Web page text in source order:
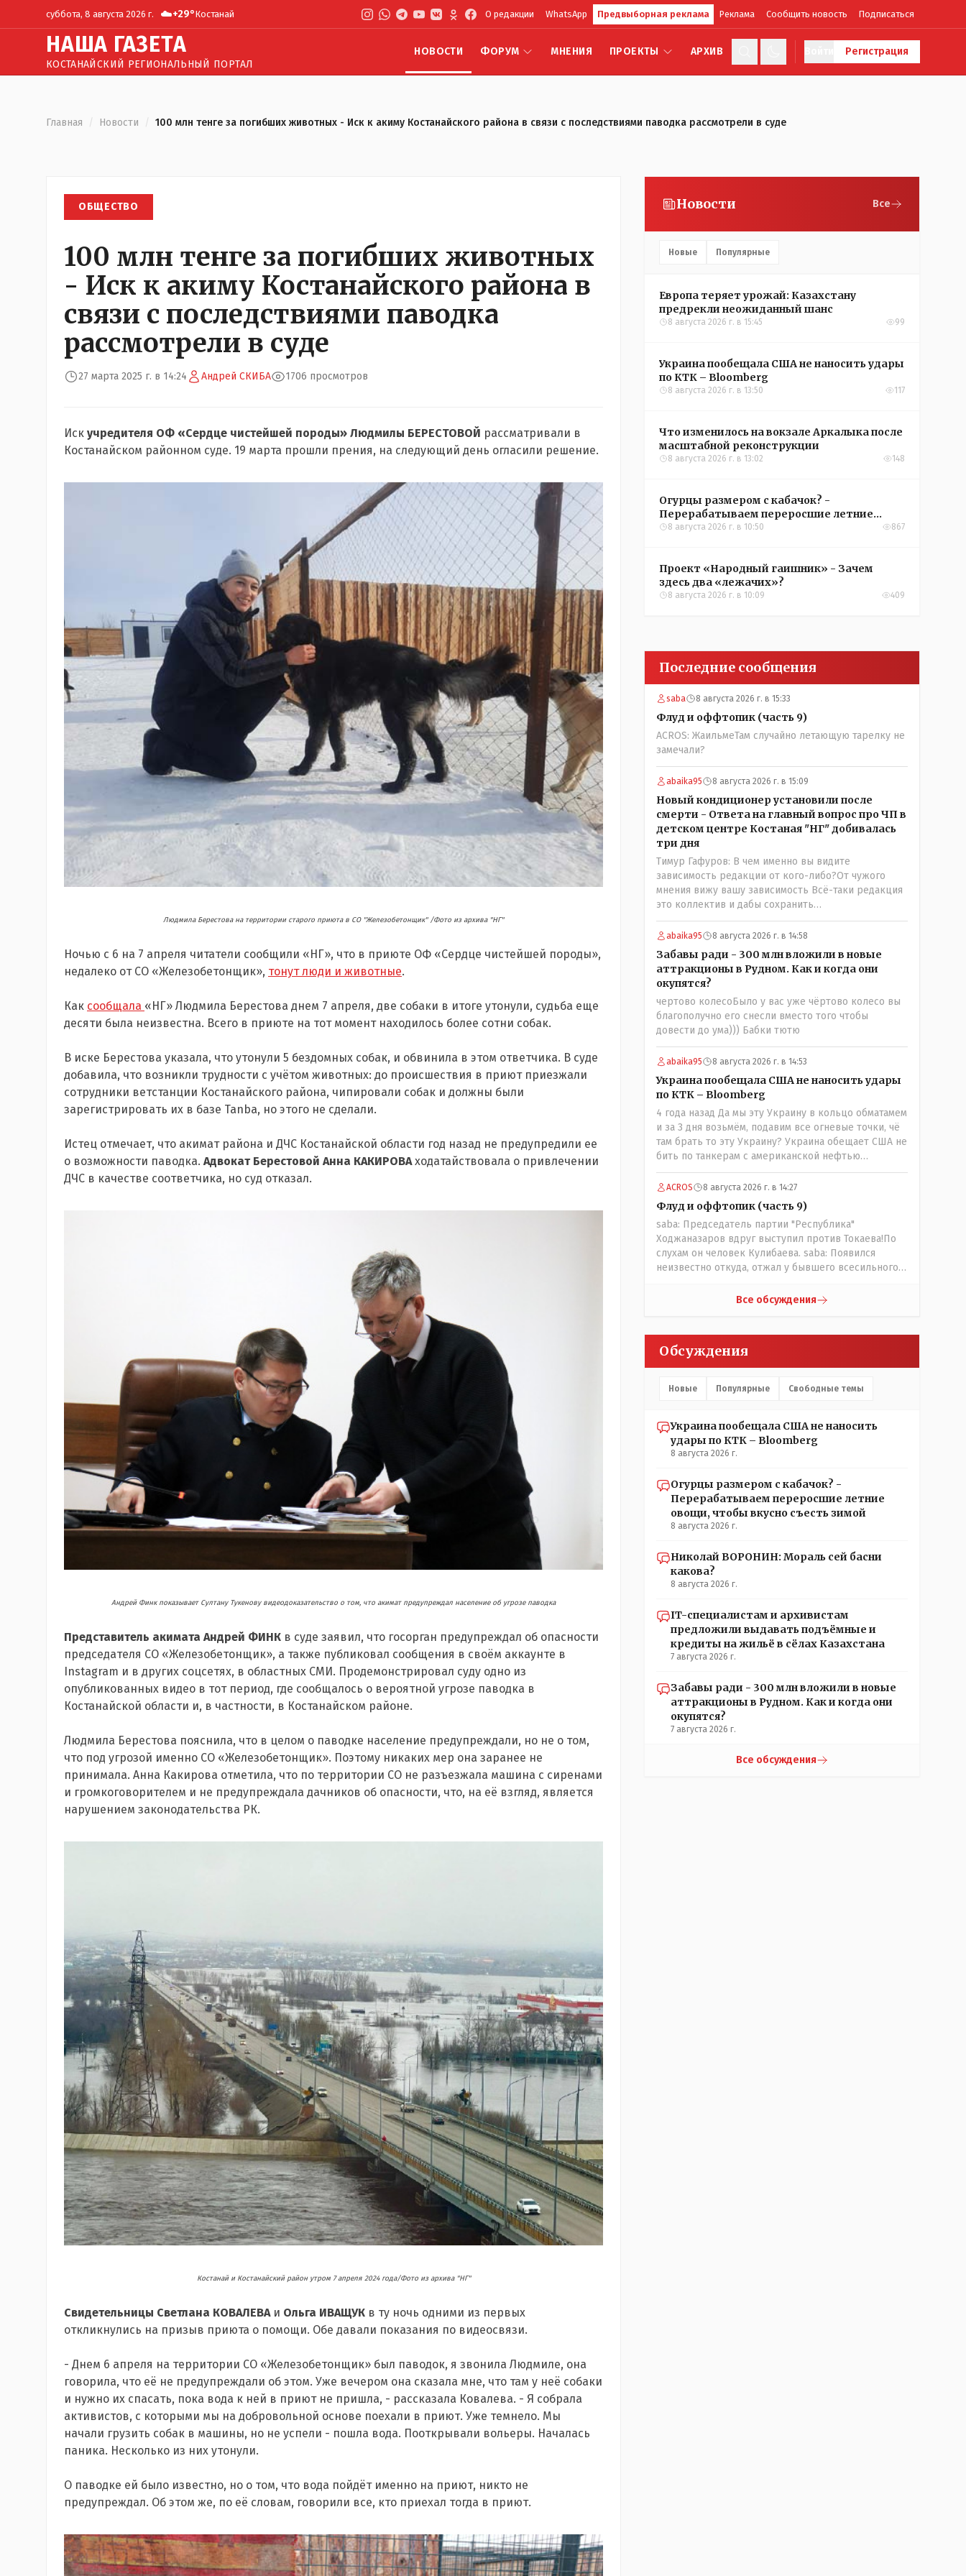
суббота, 8 августа 2026 г. ☁️+29°Костанай О редакции WhatsApp Предвыборная реклама Реклама Сообщить новость Подписаться
НАША ГАЗЕТА
КОСТАНАЙСКИЙ РЕГИОНАЛЬНЫЙ ПОРТАЛ
НОВОСТИ ФОРУМ МНЕНИЯ ПРОЕКТЫ АРХИВ Регистрация
Главная / Новости / 100 млн тенге за погибших животных - Иск к акиму Костанайского района в связи с последствиями паводка рассмотрели в суде
ОБЩЕСТВО
100 млн тенге за погибших животных
- Иск к акиму Костанайского района в
связи с последствиями паводка
рассмотрели в суде
27 марта 2025 г. в 14:24 Андрей СКИБА 1706 просмотров
Иск учредителя ОФ «Сердце чистейшей породы» Людмилы БЕРЕСТОВОЙ рассматривали в
Костанайском районном суде. 19 марта прошли прения, на следующий день огласили решение.
Людмила Берестова на территории старого приюта в СО "Железобетонщик" /Фото из архива "НГ"
Ночью с 6 на 7 апреля читатели сообщили «НГ», что в приюте ОФ «Сердце чистейшей породы»,
недалеко от СО «Железобетонщик», тонут люди и животные.
Как сообщала «НГ» Людмила Берестова днем 7 апреля, две собаки в итоге утонули, судьба еще
десяти была неизвестна. Всего в приюте на тот момент находилось более сотни собак.
В иске Берестова указала, что утонули 5 бездомных собак, и обвинила в этом ответчика. В суде
добавила, что возникли трудности с учётом животных: до происшествия в приют приезжали
сотрудники ветстанции Костанайского района, чипировали собак и должны были
зарегистрировать их в базе Tanba, но этого не сделали.
Истец отмечает, что акимат района и ДЧС Костанайской области год назад не предупредили ее
о возможности паводка. Адвокат Берестовой Анна КАКИРОВАходатайствовала о привлечении
ДЧС в качестве соответчика, но суд отказал.
Андрей Финк показывает Султану Тукенову видеодоказательство о том, что акимат предупреждал население об угрозе паводка
Представитель акимата Андрей ФИНК в суде заявил, что госорган предупреждал об опасности
председателя СО «Железобетонщик», а также публиковал сообщения в своём аккаунте в
Instagram и в других соцсетях, в областных СМИ. Продемонстрировал суду одно из
опубликованных видео в тот период, где сообщалось о вероятной угрозе паводка в
Костанайской области и, в частности, в Костанайском районе.
Людмила Берестова пояснила, что в целом о паводке население предупреждали, но не о том,
что под угрозой именно СО «Железобетонщик». Поэтому никаких мер она заранее не
принимала. Анна Какирова отметила, что по территории СО не разъезжала машина с сиренами
и громкоговорителем и не предупреждала дачников об опасности, что, на её взгляд, является
нарушением законодательства РК.
Костанай и Костанайский район утром 7 апреля 2024 года/Фото из архива "НГ"
Свидетельницы Светлана КОВАЛЕВАи Ольга ИВАЩУК в ту ночь одними из первых
откликнулись на призыв приюта о помощи. Обе давали показания по видеосвязи.
- Днем 6 апреля на территории СО «Железобетонщик» был паводок, я звонила Людмиле, она
говорила, что её не предупреждали об этом. Уже вечером она сказала мне, что там у неё собаки
и нужно их спасать, пока вода к ней в приют не пришла, - рассказала Ковалева. - Я собрала
активистов, с которыми мы на добровольной основе поехали в приют. Уже темнело. Мы
начали грузить собак в машины, но не успели - пошла вода. Пооткрывали вольеры. Началась
паника. Несколько из них утонули.
О паводке ей было известно, но о том, что вода пойдёт именно на приют, никто не
предупреждал. Об этом же, по её словам, говорили все, кто приехал тогда в приют.
Новости Все
Новые Популярные
Европа теряет урожай: Казахстану
предрекли неожиданный шанс
8 августа 2026 г. в 15:45 99
Украина пообещала США не наносить удары
по КТК – Bloomberg
8 августа 2026 г. в 13:50 117
Что изменилось на вокзале Аркалыка после
масштабной реконструкции
8 августа 2026 г. в 13:02 148
Огурцы размером с кабачок? -
Перерабатываем переросшие летние
овощи, чтобы вкусно съесть зимой
8 августа 2026 г. в 10:50 867
Проект «Народный гаишник» - Зачем
здесь два «лежачих»?
8 августа 2026 г. в 10:09 409
Последние сообщения
saba 8 августа 2026 г. в 15:33
Флуд и оффтопик (часть 9)
ACROS: ЖаильмеТам случайно летающую тарелку не
замечали?
abaika95 8 августа 2026 г. в 15:09
Новый кондиционер установили после
смерти - Ответа на главный вопрос про ЧП в
детском центре Костаная "НГ" добивалась
три дня
Тимур Гафуров: В чем именно вы видите
зависимость редакции от кого-либо?От чужого
мнения вижу вашу зависимость Всё-таки редакция
это коллектив и дабы сохранить
профессиональное лицо можно было бы и указать
Общественному объединению на не корректность
высказываний о вас в том тоне в котором была та
публикация. Нет вы проглотили оскорбления и
побежали оправдываться Незнаю если бы моего
журналиста поносили на всю округу за его по сути
рабочую ошибку я бы его в обиду не дал. Да
признать ошибку но при этом и указать хейтерам
их место как мне кажется надо. А у вас как-то не
получилось. В итоге есть ощущение что вы не пятая
власть а инструмент в руках тех кто может вас
публично поносить maxsaf: А чё, надо было оставить
оригинальную статью, где всё красиво, чисто и
свежо?Да, это называется журналистика. Человек
проделал работу это его взгляд на вещи У другого
свой взгляд Почему вообще кто-то должен
указывать журналисту как писать и в каком тоне?
maxsaf: Ну правда бы всё равно вышла наружу, все
установлены ПОСЛЕ смерти ребенка.Флаг в руки.
Выяснили и выяснили что дальше? У журналиста НГ
была другая задача провести репортаж а не
расследование maxsaf: Или тебе такой вариант не
нравится? Ты вообще на чьей стороне в этой
истории?Я на стороне объективной подачи
что кондиционеры заменили после происшествия,
и уже после этого пустили журналистов
мальчик просто больной был.А журналисту что
надо было тайком ночью в окно лезть чтобы
претензии могут быть к журналисту? Все вопросы
начали поносить журналиста
abaika95 8 августа 2026 г. в 14:58
Забавы ради - 300 млн вложили в новые
аттракционы в Рудном. Как и когда они
окупятся?
чертово колесоБыло у вас уже чёртово колесо вы
благополучно его снесли вместо того чтобы
довести до ума))) Бабки тютю
abaika95 8 августа 2026 г. в 14:53
Украина пообещала США не наносить удары
по КТК – Bloomberg
4 года назад Да мы эту Украину в кольцо обматамем
и за 3 дня возьмём, подавим все огневые точки, чё
там брать то эту Украину? Украина обещает США не
бить по танкерам с американской нефтью
добываемой в Казахстане-мы сейчас в этой точке
ACROS 8 августа 2026 г. в 14:27
Флуд и оффтопик (часть 9)
saba: Председатель партии "Республика"
Ходжаназаров вдруг выступил против Токаева!По
слухам он человек Кулибаева. saba: Появился
неизвестно откуда, отжал у бывшего всесильного
Жаильме сеял ПОЛТОРЫ тысяча гектар , разбогател
Все обсуждения
Обсуждения
Новые Популярные Свободные темы
Украина пообещала США не наносить
удары по КТК – Bloomberg
8 августа 2026 г.
Огурцы размером с кабачок? -
Перерабатываем переросшие летние
овощи, чтобы вкусно съесть зимой
8 августа 2026 г.
Николай ВОРОНИН: Мораль сей басни
какова?
8 августа 2026 г.
IT-специалистам и архивистам
предложили выдавать подъёмные и
кредиты на жильё в сёлах Казахстана
7 августа 2026 г.
Забавы ради - 300 млн вложили в новые
аттракционы в Рудном. Как и когда они
окупятся?
7 августа 2026 г.
Все обсуждения